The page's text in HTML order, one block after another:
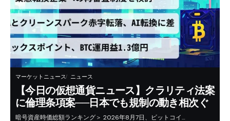
マーケットニュース ニュース
【今日の仮想通貨ニュース】クラリティ法案
に倫理条項案──日本でも規制の動き相次ぐ
暗号資産時価総額ランキング＞ 2026年8月7日、ビットコイ…